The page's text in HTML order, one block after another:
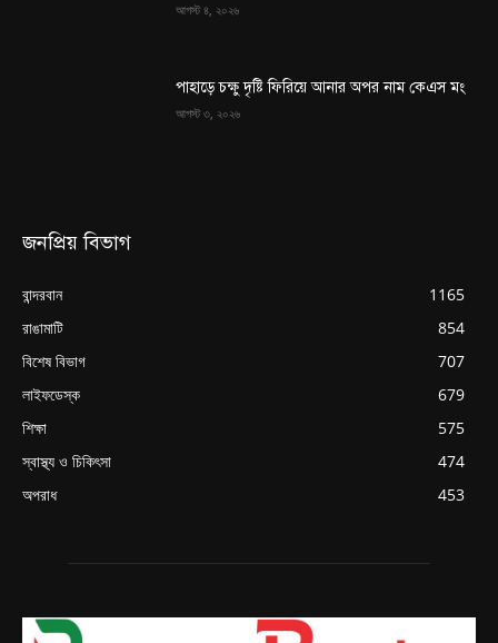
আগস্ট ৪, ২০২৬
পাহাড়ে চক্ষু দৃষ্টি ফিরিয়ে আনার অপর নাম কেএস মং
আগস্ট ৩, ২০২৬
জনপ্রিয় বিভাগ
বান্দরবান
1165
রাঙামাটি
854
বিশেষ বিভাগ
707
লাইফডেস্ক
679
শিক্ষা
575
স্বাস্থ্য ও চিকিৎসা
474
অপরাধ
453